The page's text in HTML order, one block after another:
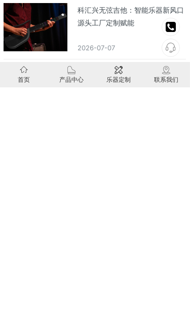
科汇兴无弦吉他：智能乐器新风口
源头工厂定制赋能
2026-07-07
新手入门电吹管怎么选？简约易用
首页 产品中心 乐器定制 联系我们